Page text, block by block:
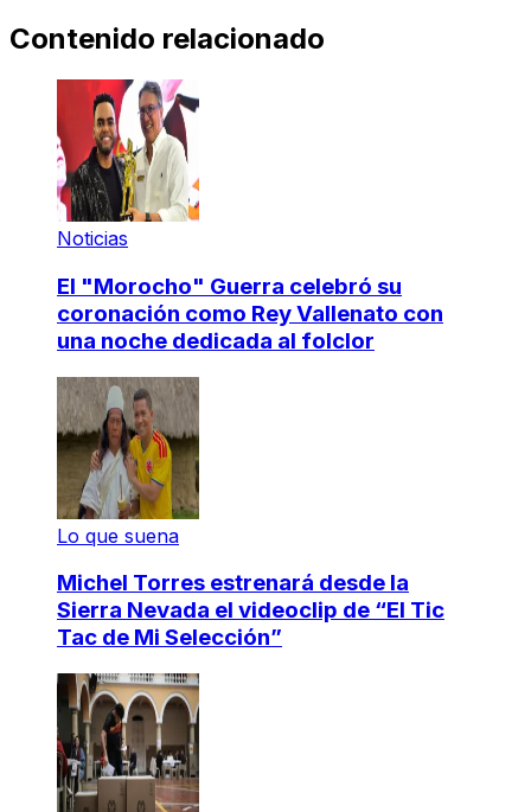
Contenido relacionado
Noticias
El "Morocho" Guerra celebró su
coronación como Rey Vallenato con
una noche dedicada al folclor
Lo que suena
Michel Torres estrenará desde la
Sierra Nevada el videoclip de “El Tic
Tac de Mi Selección”